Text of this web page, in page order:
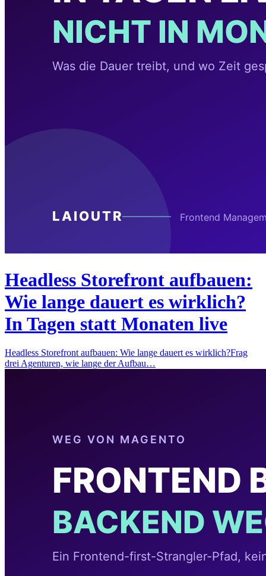
Headless Storefront aufbauen:
Wie lange dauert es wirklich?
In Tagen statt Monaten live
Headless Storefront aufbauen: Wie lange dauert es wirklich?Frag
drei Agenturen, wie lange der Aufbau…